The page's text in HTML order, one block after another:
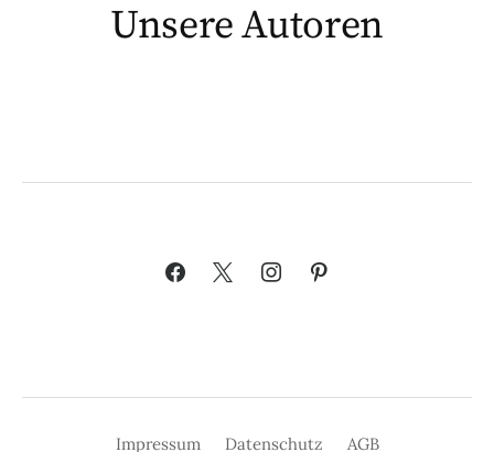
Unsere Autoren
Impressum Datenschutz AGB